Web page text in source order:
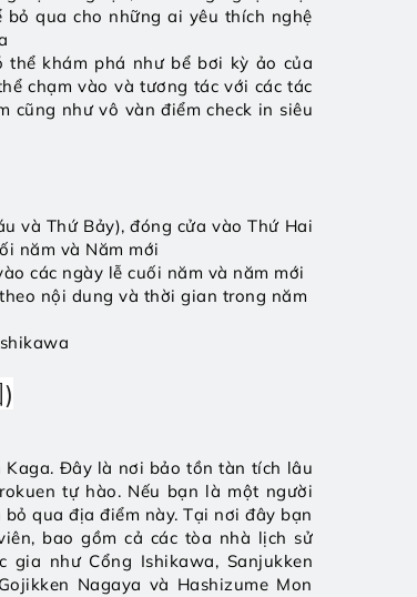
qua cho những ai yêu thích nghệ
khám phá như bể bơi kỳ ảo của
chạm vào và tương tác với các tác
cũng như vô vàn điểm check in siêu
và Thứ Bảy), đóng cửa vào Thứ Hai
năm và Năm mới
các ngày lễ cuối năm và năm mới
nội dung và thời gian trong năm
Đây là nơi bảo tồn tàn tích lâu
tự hào. Nếu bạn là một người
qua địa điểm này. Tại nơi đây bạn
bao gồm cả các tòa nhà lịch sử
như Cổng Ishikawa, Sanjukken
Nagaya và Hashizume Mon